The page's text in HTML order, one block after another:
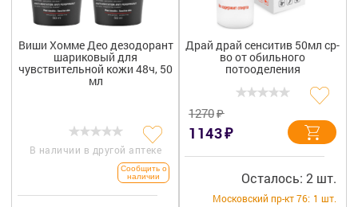
Виши Хомме Део дезодорант
шариковый для
чувствительной кожи 48ч, 50
мл
В наличии в другой аптеке
Сообщить о
наличии
Драй драй сенситив 50мл ср-
во от обильного
потооделения
1270₽
1143₽
Осталось: 2 шт.
Московский пр-кт 76: 1 шт.